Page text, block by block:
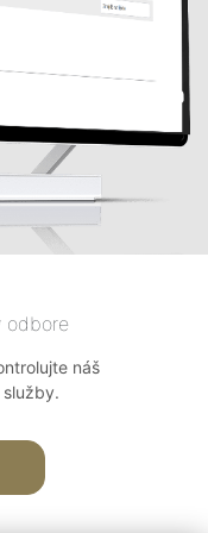
odbore
náš